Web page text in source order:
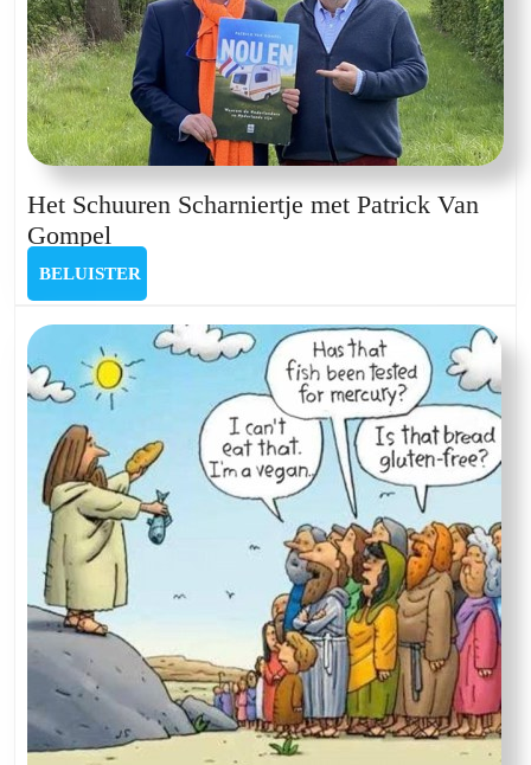
Het Schuuren Scharniertje met Patrick Van
Gompel
Schuuren
Scharniertje
met
Patrick
Van
Gompel
BELUISTER